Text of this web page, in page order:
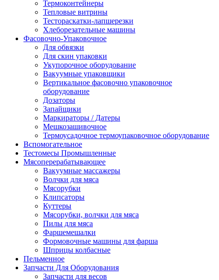
Термоконтейнеры
Тепловые витрины
Тестораскатки-лапшерезки
Хлеборезательные машины
Фасовочно-Упаковочное
Для обвязки
Для скин упаковки
Укупорочное оборудование
Вакуумные упаковщики
Вертикальное фасовочно упаковочное
оборудование
Дозаторы
Запайщики
Маркираторы / Датеры
Мешкозашивочное
Термоусадочное термоупаковочное оборудование
Вспомогательное
Тестомесы Промышленные
Мясоперерабатывающее
Вакуумные массажеры
Волчки для мяса
Мясорубки
Клипсаторы
Куттеры
Мясорубки, волчки для мяса
Пилы для мяса
Фаршемешалки
Формовочные машины для фарша
Шприцы колбасные
Пельменное
Запчасти Для Оборудования
Запчасти для весов